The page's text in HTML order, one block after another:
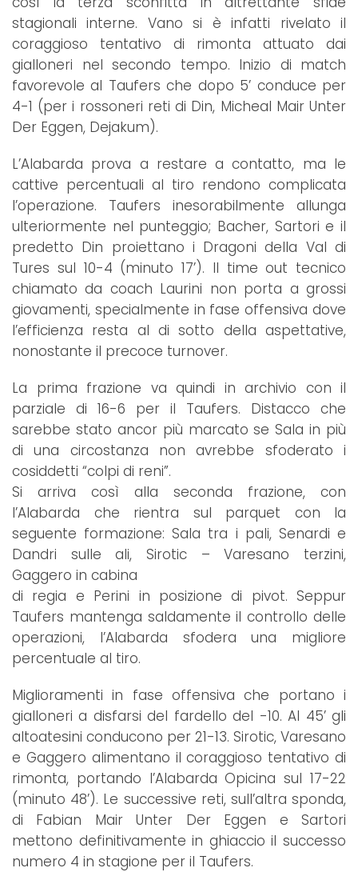
stagionali interne. Vano si è infatti rivelato il
coraggioso tentativo di rimonta attuato dai
gialloneri nel secondo tempo. Inizio di match
favorevole al Taufers che dopo 5’ conduce per
4-1 (per i rossoneri reti di Din, Micheal Mair Unter
Der Eggen, Dejakum).
L’Alabarda prova a restare a contatto, ma le
cattive percentuali al tiro rendono complicata
l’operazione. Taufers inesorabilmente allunga
ulteriormente nel punteggio; Bacher, Sartori e il
predetto Din proiettano i Dragoni della Val di
Tures sul 10-4 (minuto 17’). Il time out tecnico
chiamato da coach Laurini non porta a grossi
giovamenti, specialmente in fase offensiva dove
l’efficienza resta al di sotto della aspettative,
nonostante il precoce turnover.
La prima frazione va quindi in archivio con il
parziale di 16-6 per il Taufers. Distacco che
sarebbe stato ancor più marcato se Sala in più
di una circostanza non avrebbe sfoderato i
cosiddetti “colpi di reni”.
Si arriva così alla seconda frazione, con
l’Alabarda che rientra sul parquet con la
seguente formazione: Sala tra i pali, Senardi e
Dandri sulle ali, Sirotic – Varesano terzini,
Gaggero in cabina
di regia e Perini in posizione di pivot. Seppur
Taufers mantenga saldamente il controllo delle
operazioni, l’Alabarda sfodera una migliore
percentuale al tiro.
Miglioramenti in fase offensiva che portano i
gialloneri a disfarsi del fardello del -10. Al 45’ gli
altoatesini conducono per 21-13. Sirotic, Varesano
e Gaggero alimentano il coraggioso tentativo di
rimonta, portando l’Alabarda Opicina sul 17-22
(minuto 48’). Le successive reti, sull’altra sponda,
di Fabian Mair Unter Der Eggen e Sartori
mettono definitivamente in ghiaccio il successo
numero 4 in stagione per il Taufers.